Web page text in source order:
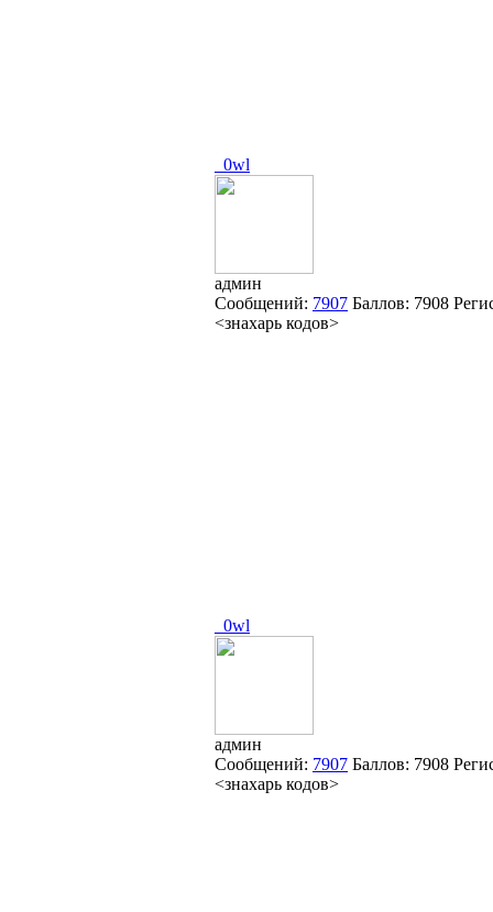
_0wl
админ
Сообщений: 7907 Баллов: 7908
<знахарь кодов>
_0wl
админ
Сообщений: 7907 Баллов: 7908
<знахарь кодов>